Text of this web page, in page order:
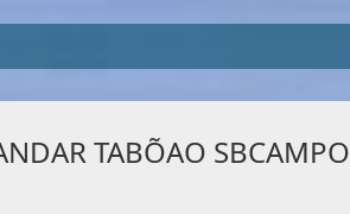
TABÕAO SBCAMPO